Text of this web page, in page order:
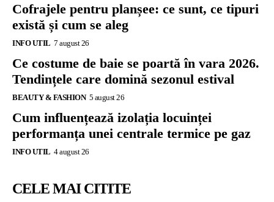
Cofrajele pentru planșee: ce sunt, ce tipuri
există și cum se aleg
INFO UTIL 7 august 26
Ce costume de baie se poartă în vara 2026.
Tendințele care domină sezonul estival
BEAUTY & FASHION 5 august 26
Cum influențează izolația locuinței
performanța unei centrale termice pe gaz
INFO UTIL 4 august 26
CELE MAI CITITE